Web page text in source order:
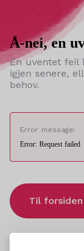
Å-nei, en
En uventet feil
igjen senere,
behov.
Error message:
Error: Request failed
Til forsiden